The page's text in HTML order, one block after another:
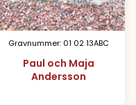
Gravnummer: 01 02 13ABC
Paul och Maja
Andersson